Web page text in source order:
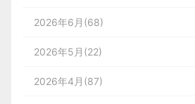
2026年6月(68)
2026年5月(22)
2026年4月(87)